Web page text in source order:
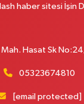
haber sitesi İşin
Hasat Sk
05323674810
[email protected]